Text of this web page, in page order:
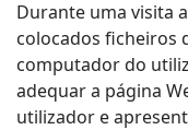
Durante uma visita
colocados ficheiros
computador do
adequar a página
utilizador e